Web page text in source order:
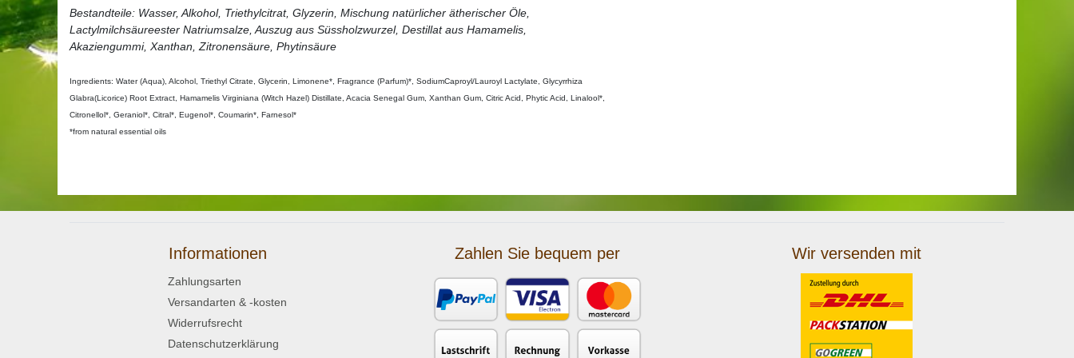
Bestandteile: Wasser, Alkohol, Triethylcitrat, Glyzerin, Mischung natürlicher ätherischer Öle,
Lactylmilchsäureester Natriumsalze, Auszug aus Süssholzwurzel, Destillat aus Hamamelis,
Akaziengummi, Xanthan, Zitronensäure, Phytinsäure
Ingredients: Water (Aqua), Alcohol, Triethyl Citrate, Glycerin, Limonene*, Fragrance (Parfum)*, SodiumCaproyl/Lauroyl Lactylate, Glycyrrhiza
Glabra(Licorice) Root Extract, Hamamelis Virginiana (Witch Hazel) Distillate, Acacia Senegal Gum, Xanthan Gum, Citric Acid, Phytic Acid, Linalool*,
Citronellol*, Geraniol*, Citral*, Eugenol*, Coumarin*, Farnesol*
*from natural essential oils
Informationen
Zahlungsarten
Versandarten & -kosten
Widerrufsrecht
Datenschutzerklärung
Zahlen Sie bequem per Wir versenden mit